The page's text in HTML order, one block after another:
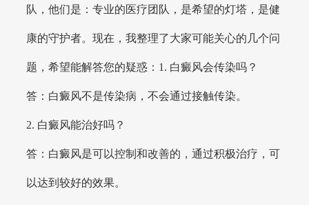
队，他们是：专业的医疗团队，是希望的灯塔，是健
康的守护者。现在，我整理了大家可能关心的几个问
题，希望能解答您的疑惑：1. 白癜风会传染吗？
答：白癜风不是传染病，不会通过接触传染。
2. 白癜风能治好吗？
答：白癜风是可以控制和改善的，通过积极治疗，可
以达到较好的效果。